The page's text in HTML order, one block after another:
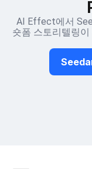
AI Effect에서
숏폼 스토리텔링